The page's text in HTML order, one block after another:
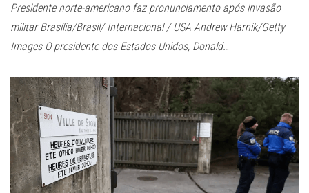
Presidente norte-americano faz pronunciamento após invasão
militar Brasília/Brasil/ Internacional / USA Andrew Harnik/Getty
Images O presidente dos Estados Unidos, Donald…